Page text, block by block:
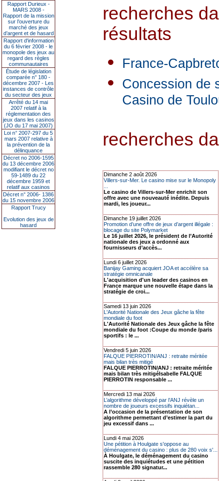
Rapport Durieux -
MARS 2008 -
Rapport de la mission
sur l’ouverture du
marché des jeux
d’argent et de hasard
Rapport d'information
du 6 février 2008 - le
monopole des jeux au
regard des règles
communautaires
Étude de législation
comparée n° 180 -
décembre 2007 - Les
instances de contrôle
du secteur des jeux
Arrêté du 14 mai
2007 relatif à la
réglementation des
jeux dans les casinos
(JO du 17 mai 2007)
Loi n° 2007-297 du 5
mars 2007 relative à
la prévention de la
délinquance
Décret no 2006-1595
du 13 décembre 2006
modifiant le décret no
59-1489 du 22
décembre 1959 et
relatif aux casinos
Décret n° 2006- 1386
du 15 novembre 2006
Rapport Trucy
Evolution des jeux de
hasard
recherches
résultats
France-
Concession de
Casino de
recherches
Dimanche 2 août 2026
Villers-sur-Mer. Le casino mise sur le Monopoly
Le casino de Villers-sur-Mer enrichit son
offre avec une nouveauté inédite. Depuis
mardi, les joueur...
Dimanche 19 juillet 2026
Promotion d’une offre de jeux d’argent illégale :
blocage du site Polymarket
Le 16 juillet 2026, le président de l’Autorité
nationale des jeux a ordonné aux
fournisseurs d’accès...
Lundi 6 juillet 2026
Banijay Gaming acquiert JOA et accélère sa
stratégie omnicanale
L'acquisition d'un leader des casinos en
France marque une nouvelle étape dans la
stratégie de croi...
Samedi 13 juin 2026
L'Autorité Nationale des Jeux gâche la fête
mondiale du foot
L'Autorité Nationale des Jeux gâche la fête
mondiale du foot :Coupe du monde /paris
sportifs : le ...
Vendredi 5 juin 2026
FALQUE PIERROTIN/ANJ : retraite méritée
mais bilan très mitigé
FALQUE PIERROTIN/ANJ : retraite méritée
mais bilan très mitigéIsabelle FALQUE
PIERROTIN responsable ...
Mercredi 13 mai 2026
L’algorithme développé par l’ANJ révèle un
nombre de joueurs excessifs inquiétan...
A l’occasion de la présentation de son
algorithme permettant d’estimer la part du
jeu excessif dans ...
Lundi 4 mai 2026
Une pétition à Houlgate s'oppose au
déménagement du casino : plus de 280 voix s'...
À Houlgate, le déménagement du casino
suscite des inquiétudes et une pétition
rassemble 280 signatur...